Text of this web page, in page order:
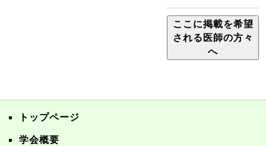
ここに掲載を希望
される医師の方々
へ
トップページ
学会概要